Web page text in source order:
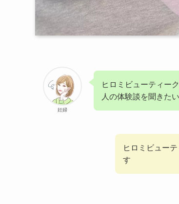
妊婦
ヒロミビューティー
人の体験談を聞きた
ヒロミビュー
す